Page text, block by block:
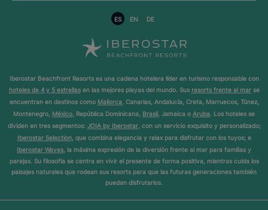
ES EN DE
Iberostar Beachfront Resorts es una cadena hotelera líder en turismo responsable con
hoteles de 4 y 5 estrellasen las mejores playas del mundo. Sus resorts frente al marse
encuentran en destinos como Mallorca, Canarias, Andalucía, Creta, Marruecos, Túnez,
Montenegro, México, República Dominicana, Brasil, Jamaica o Aruba. Los hoteles se
dividen en tres segmentos: JOIA by Iberostar, con un servicio exquisito y personalizado;
Iberostar Selection, que combina elegancia y relax para disfrutar con los tuyos; e
Iberostar Waves, la máxima expresión de la diversión frente al mar para familias y
parejas. Su filosofía se centra en vivir el presente de forma positiva, mientras cuida los
paisajes naturales que rodean sus resorts para que las futuras generaciones también
puedan disfrutarlos.